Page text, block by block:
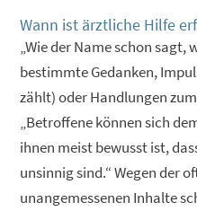
Wann ist ärztliche Hilfe
„Wie der Name schon sagt,
bestimmte Gedanken,
zählt) oder Handlungen
„Betroffene können sich
ihnen meist bewusst ist,
unsinnig sind.“ Wegen der
unangemessenen Inhalte